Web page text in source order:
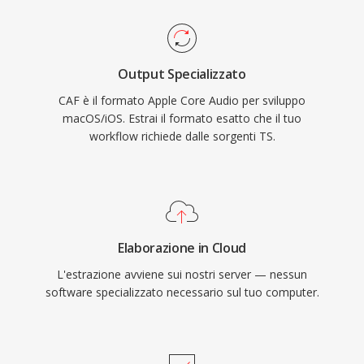
codec rendono TS ugualmente adatto sia alle
catene broadcast dal vivo che ai flussi di lavoro
di registrazione basati su file.
macOS e iOS, garantendo riproduzione a bassa
latenza in applicazioni professionali come Logic
Pro e Final Cut Pro. Per i flussi di lavoro
nell&#039;ecosistema Apple che richiedono
versatilità e scalabilità, CAF rappresenta una
Output Specializzato
CAF è il formato Apple Core Audio per sviluppo
macOS/iOS. Estrai il formato esatto che il tuo
workflow richiede dalle sorgenti TS.
Elaborazione in Cloud
L'estrazione avviene sui nostri server — nessun
software specializzato necessario sul tuo computer.